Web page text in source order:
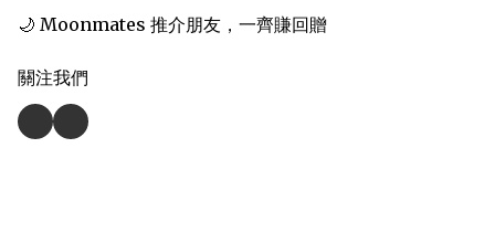
🌙 Moonmates 推介朋友，一齊賺回贈
關注我們